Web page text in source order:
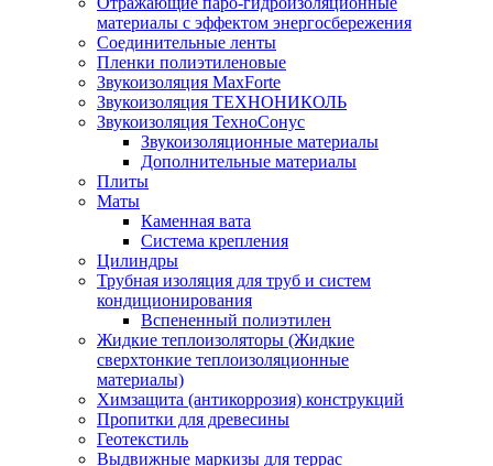
материалы с эффектом энергосбережения
Соединительные ленты
Пленки полиэтиленовые
Звукоизоляция MaxForte
Звукоизоляция ТЕХНОНИКОЛЬ
Звукоизоляция ТехноСонус
Звукоизоляционные материалы
Дополнительные материалы
Плиты
Маты
Каменная вата
Система крепления
Цилиндры
Трубная изоляция для труб и систем
кондиционирования
Вспененный полиэтилен
Жидкие теплоизоляторы (Жидкие
сверхтонкие теплоизоляционные
материалы)
Химзащита (антикоррозия) конструкций
Пропитки для древесины
Геотекстиль
Выдвижные маркизы для террас